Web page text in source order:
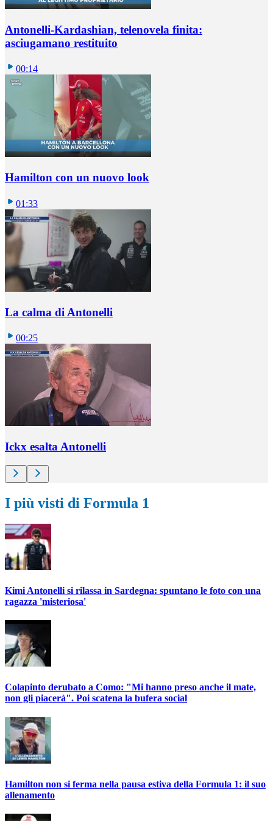
Antonelli-Kardashian, telenovela finita:
asciugamano restituito
00:14
Hamilton con un nuovo look
01:33
La calma di Antonelli
00:25
Ickx esalta Antonelli
I più visti di Formula 1
Kimi Antonelli si rilassa in Sardegna: spuntano le foto con una
ragazza 'misteriosa'
Colapinto derubato a Como: "Mi hanno preso anche il mate,
non gli piacerà". Poi scatena la bufera social
Hamilton non si ferma nella pausa estiva della Formula 1: il suo
allenamento